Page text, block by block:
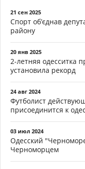
21 сен 2025
Спорт об’єднав
району
20 янв 2025
2-летняя одесситка
установила рекорд
24 авг 2024
Футболист
присоединится к
03 июл 2024
Одесский
Черноморцем